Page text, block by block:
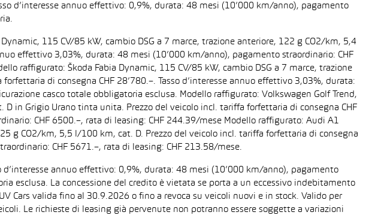
d’interesse annuo effettivo: 0,9%, durata: 48 mesi (10’000 km/anno), pagamento
115 CV/85 kW, cambio DSG a 7 marce, trazione anteriore, 122 g CO2/km, 5,4
effettivo 3,03%, durata: 48 mesi (10’000 km/anno), pagamento straordinario: CHF
raffigurato: Škoda Fabia Dynamic, 115 CV/85 kW, cambio DSG a 7 marce, trazione
di consegna CHF 28’780.–. Tasso d’interesse annuo effettivo 3,03%, durata:
casco totale obbligatoria esclusa. Modello raffigurato: Volkswagen Golf Trend,
in Grigio Urano tinta unita. Prezzo del veicolo incl. tariffa forfettaria di consegna CHF
CHF 6500.–, rata di leasing: CHF 244.39/mese Modello raffigurato: Audi A1
g CO2/km, 5,5 l/100 km, cat. D. Prezzo del veicolo incl. tariffa forfettaria di consegna
CHF 5671.–, rata di leasing: CHF 213.58/mese.
d’interesse annuo effettivo: 0,9%, durata: 48 mesi (10’000 km/anno), pagamento
esclusa. La concessione del credito è vietata se porta a un eccessivo indebitamento
Cars valida fino al 30.9.2026 o fino a revoca su veicoli nuovi e in stock. Valido per
Le richieste di leasing già pervenute non potranno essere soggette a variazioni